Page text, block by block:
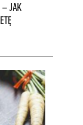
– JAK